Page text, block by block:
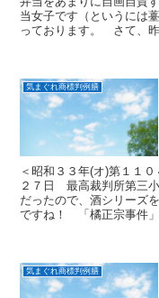
当女子です（というには
っております。 さて、
気まぐれ商標判例膳
＜昭和３３年(オ)第１１
２７日 最高裁判所第三
だったので、酒シリーズ
ですね！ 「橘正宗事件
気まぐれ商標判例膳